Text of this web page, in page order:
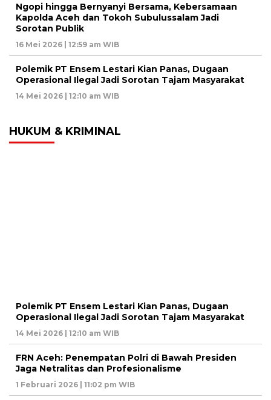
Ngopi hingga Bernyanyi Bersama, Kebersamaan
Kapolda Aceh dan Tokoh Subulussalam Jadi
Sorotan Publik
16 Mei 2026 | 12:59 am WIB
Polemik PT Ensem Lestari Kian Panas, Dugaan
Operasional Ilegal Jadi Sorotan Tajam Masyarakat
14 Mei 2026 | 12:10 am WIB
HUKUM & KRIMINAL
Polemik PT Ensem Lestari Kian Panas, Dugaan
Operasional Ilegal Jadi Sorotan Tajam Masyarakat
14 Mei 2026 | 12:10 am WIB
FRN Aceh: Penempatan Polri di Bawah Presiden
Jaga Netralitas dan Profesionalisme
1 Februari 2026 | 11:02 pm WIB